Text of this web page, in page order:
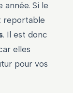
année. Si le
reportable
. Il est donc
elles
pour vos